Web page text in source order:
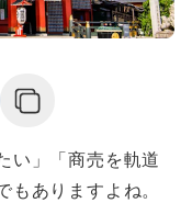
い」「商売を軌道
ありますよね。